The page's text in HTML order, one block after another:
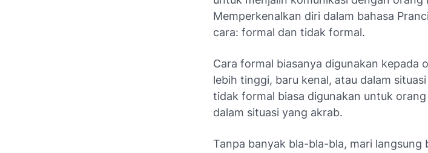
Memperkenalkan diri dalam bahasa
cara: formal dan tidak formal.
Cara formal biasanya digunakan kepada
lebih tinggi, baru kenal, atau dalam
tidak formal biasa digunakan untuk
dalam situasi yang akrab.
Tanpa banyak bla-bla-bla, mari langsung